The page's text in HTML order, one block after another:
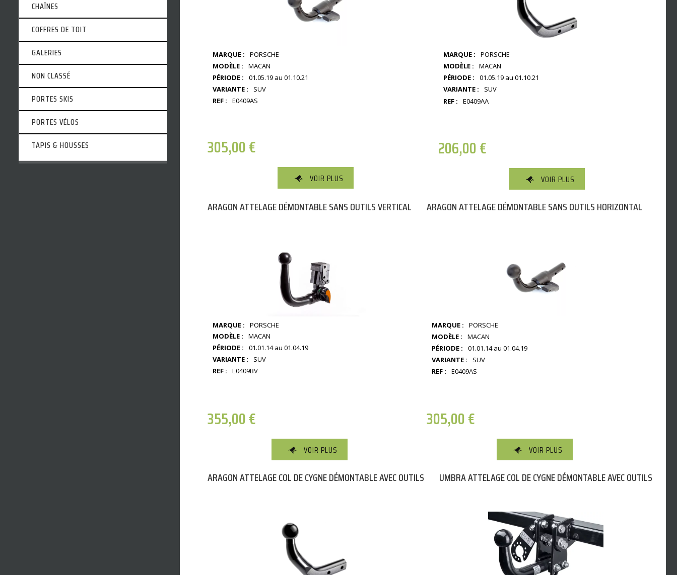
MARQUE :
PORSCHE
MODÈLE :
MACAN
PÉRIODE :
01.05.19 au 01.10.21
VARIANTE :
SUV
REF :
E0409AS
305,00€
VOIR PLUS
MARQUE :
PORSCHE
MODÈLE :
MACAN
PÉRIODE :
01.05.19 au 01.10.21
VARIANTE :
SUV
REF :
E0409AA
206,00€
VOIR PLUS
ARAGON ATTELAGE DÉMONTABLE SANS OUTILS VERTICAL
MARQUE :
PORSCHE
MODÈLE :
MACAN
PÉRIODE :
01.01.14 au 01.04.19
VARIANTE :
SUV
REF :
E0409BV
355,00€
VOIR PLUS
ARAGON ATTELAGE DÉMONTABLE SANS OUTILS HORIZONTAL
MARQUE :
PORSCHE
MODÈLE :
MACAN
PÉRIODE :
01.01.14 au 01.04.19
VARIANTE :
SUV
REF :
E0409AS
305,00€
VOIR PLUS
ARAGON ATTELAGE COL DE CYGNE DÉMONTABLE AVEC OUTILS UMBRA ATTELAGE COL DE CYGNE DÉMONTABLE AVEC OUTILS
CHAÎNES
COFFRES DE TOIT
GALERIES
NON CLASSÉ
PORTES SKIS
PORTES VÉLOS
TAPIS & HOUSSES